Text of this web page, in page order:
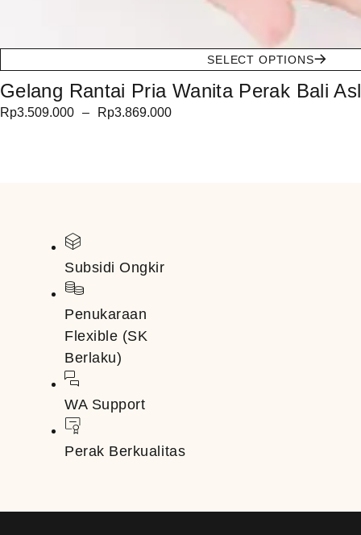
SELECT OPTIONS
Gelang Rantai Pria Wanita Perak Bali
Rp3.509.000 – Rp3.869.000
Subsidi Ongkir
Penukaraan
Flexible (SK
Berlaku)
WA Support
Perak Berkualitas